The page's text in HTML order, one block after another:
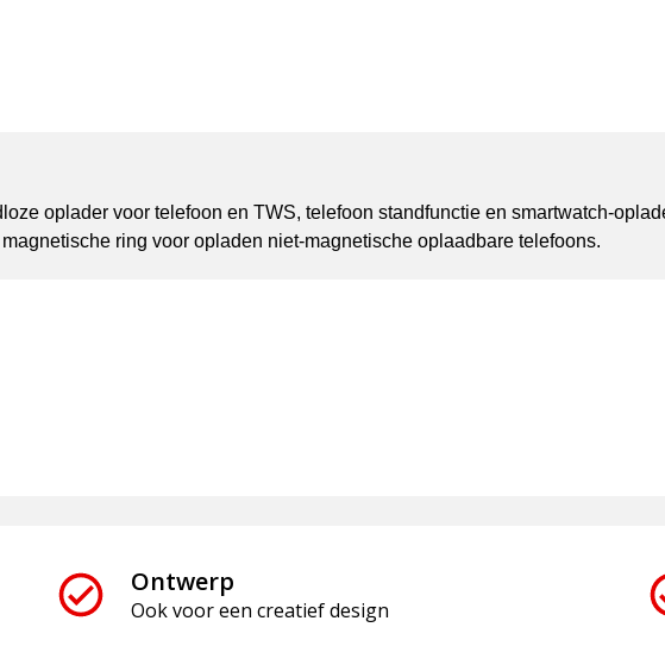
oplader voor telefoon en TWS, telefoon standfunctie en smartwatch-
ring voor opladen niet-magnetische oplaadbare telefoons.
Ontwerp
Ook voor een creatief design